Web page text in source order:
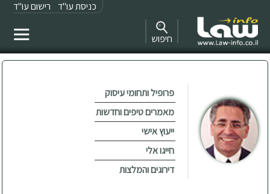
כניסת עו"ד רישום עו"ד
חיפוש
פרופיל ותחומי עיסוק
מאמרים טיפים וחדשות
ייעוץ אישי
חייגו אלי
דירוגים והמלצות